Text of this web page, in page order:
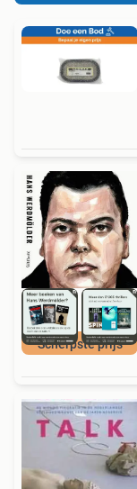
Scherpste prijs